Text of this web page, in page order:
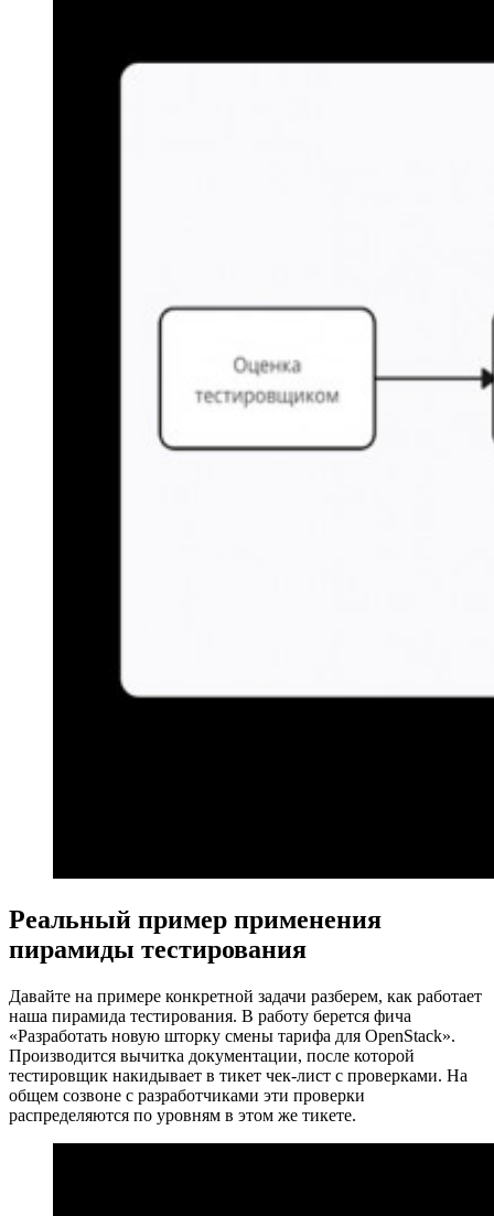
Реальный пример применения
пирамиды тестирования
Давайте на примере конкретной задачи разберем, как работает
наша пирамида тестирования. В работу берется фича
«Разработать новую шторку смены тарифа для OpenStack».
Производится вычитка документации, после которой
тестировщик накидывает в тикет чек-лист с проверками. На
общем созвоне с разработчиками эти проверки
распределяются по уровням в этом же тикете.